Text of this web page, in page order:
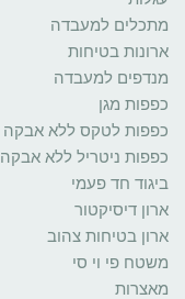
מתכלים למעבדה
ארונות בטיחות
מנדפים למעבדה
כפפות מגן
כפפות לטקס ללא אבקה
כפפות ניטריל ללא אבקה
ביגוד חד פעמי
ארון דיסיקטור
ארון בטיחות צהוב
משטח פי וי סי
מאצרות